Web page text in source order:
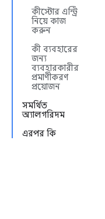
কীস্টোর এন্ট্রি
নিয়ে কাজ
করুন
কী ব্যবহারের
জন্য
ব্যবহারকারীর
প্রমাণীকরণ
প্রয়োজন
সমর্থিত
অ্যালগরিদম
এরপর কি